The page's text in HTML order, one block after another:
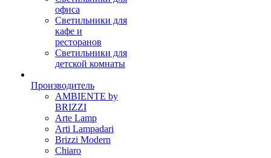
офиса
Светильники для
кафе и
ресторанов
Светильники для
детской комнаты
Производитель
AMBIENTE by
BRIZZI
Arte Lamp
Arti Lampadari
Brizzi Modern
Chiaro